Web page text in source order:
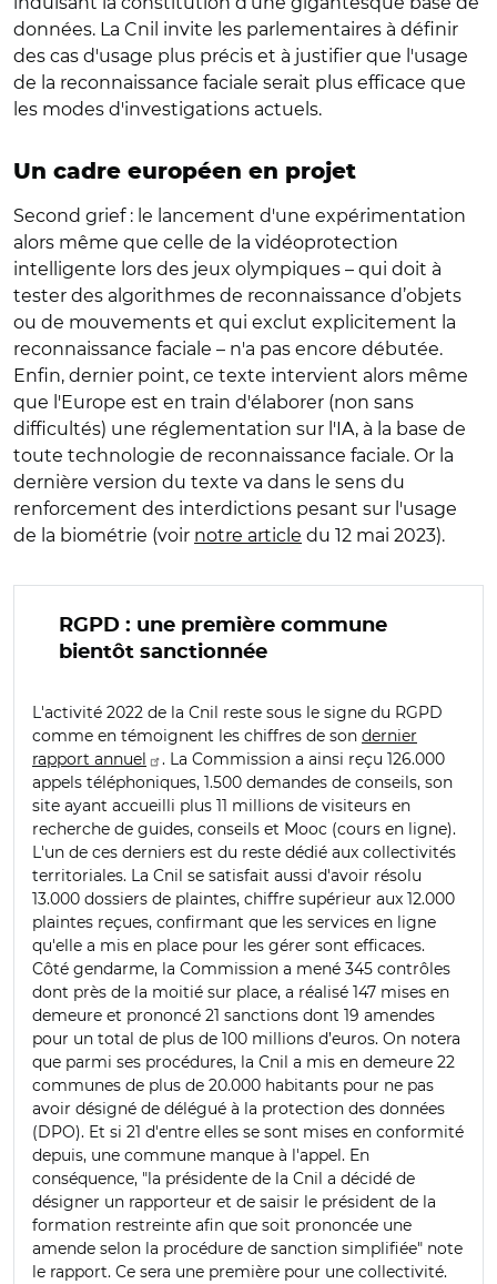
données. La Cnil invite les parlementaires à définir
des cas d'usage plus précis et à justifier que l'usage
de la reconnaissance faciale serait plus efficace que
les modes d'investigations actuels.
Un cadre européen en projet
Second grief : le lancement d'une expérimentation
alors même que celle de la vidéoprotection
intelligente lors des jeux olympiques – qui doit à
tester des algorithmes de reconnaissance d’objets
ou de mouvements et qui exclut explicitement la
reconnaissance faciale – n'a pas encore débutée.
Enfin, dernier point, ce texte intervient alors même
que l'Europe est en train d'élaborer (non sans
difficultés) une réglementation sur l'IA, à la base de
toute technologie de reconnaissance faciale. Or la
dernière version du texte va dans le sens du
renforcement des interdictions pesant sur l'usage
de la biométrie (voir notre article du 12 mai 2023).
RGPD : une première commune
bientôt sanctionnée
L'activité 2022 de la Cnil reste sous le signe du RGPD
comme en témoignent les chiffres de son dernier
rapport annuel
. La Commission a ainsi reçu 126.000
appels téléphoniques, 1.500 demandes de conseils, son
site ayant accueilli plus 11 millions de visiteurs en
recherche de guides, conseils et Mooc (cours en ligne).
L'un de ces derniers est du reste dédié aux collectivités
territoriales. La Cnil se satisfait aussi d'avoir résolu
13.000 dossiers de plaintes, chiffre supérieur aux 12.000
plaintes reçues, confirmant que les services en ligne
qu'elle a mis en place pour les gérer sont efficaces.
Côté gendarme, la Commission a mené 345 contrôles
dont près de la moitié sur place, a réalisé 147 mises en
demeure et prononcé 21 sanctions dont 19 amendes
pour un total de plus de 100 millions d’euros. On notera
que parmi ses procédures, la Cnil a mis en demeure 22
communes de plus de 20.000 habitants pour ne pas
avoir désigné de délégué à la protection des données
(DPO). Et si 21 d'entre elles se sont mises en conformité
depuis, une commune manque à l'appel. En
conséquence, "la présidente de la Cnil a décidé de
désigner un rapporteur et de saisir le président de la
formation restreinte afin que soit prononcée une
amende selon la procédure de sanction simplifiée" note
le rapport. Ce sera une première pour une collectivité.